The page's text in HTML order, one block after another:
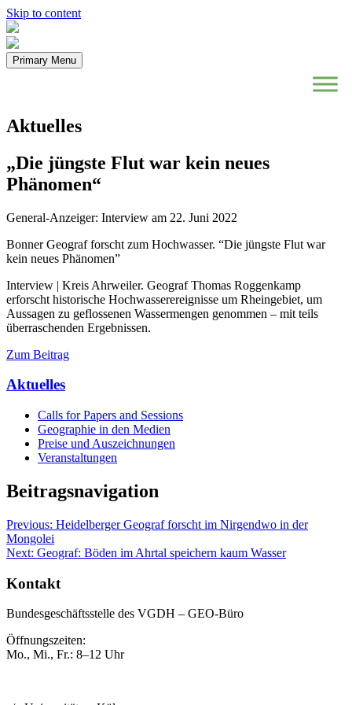
Skip to content
Primary Menu
Aktuelles
„Die jüngste Flut war kein neues
Phänomen“
General-Anzeiger: Interview am 22. Juni 2022
Bonner Geograf forscht zum Hochwasser. “Die jüngste Flut war
kein neues Phänomen”
Interview | Kreis Ahrweiler. Geograf Thomas Roggenkamp
erforscht historische Hochwasserereignisse um Rheingebiet, um
Aussagen zu geflossenen Wassermengen genommen – mit teils
überraschenden Ergebnissen.
Zum Beitrag
Aktuelles
Calls for Papers and Sessions
Geographie in den Medien
Preise und Auszeichnungen
Veranstaltungen
Beitragsnavigation
Previous: Heidelberger Geograf forscht im Nirgendwo in der
Mongolei
Next: Geograf: Böden im Ahrtal speichern kaum Wasser
Kontakt
Bundesgeschäftsstelle des VGDH – GEO-Büro
Öffnungszeiten:
Mo., Mi., Fr.: 8–12 Uhr